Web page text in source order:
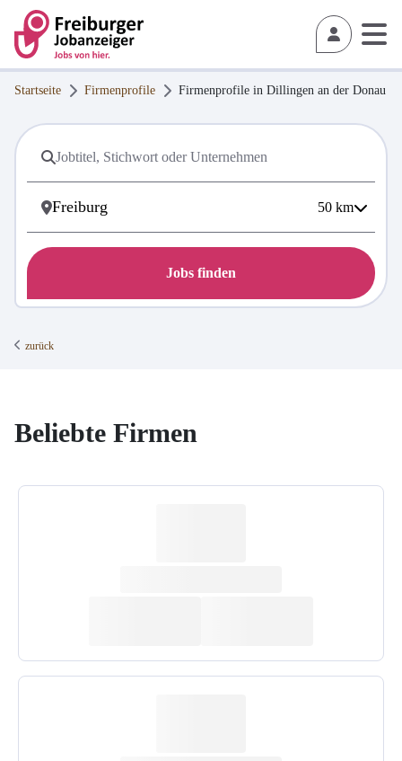
Startseite Firmenprofile Firmenprofile in Dillingen an der Donau
50 km
Jobs finden
zurück
Beliebte Firmen